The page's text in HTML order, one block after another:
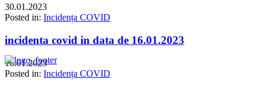
30.01.2023
Posted in: Incidența COVID
incidenta covid in data de 16.01.2023
16.01.2023
Posted in: Incidența COVID